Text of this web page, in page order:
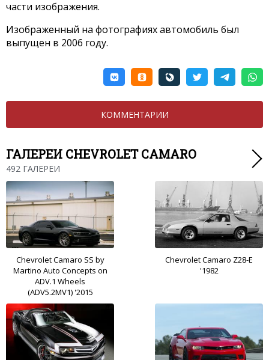
части изображения.
Изображенный на фотографиях автомобиль был
выпущен в 2006 году.
КОММЕНТАРИИ
ГАЛЕРЕИ CHEVROLET CAMARO
492 ГАЛЕРЕИ
Chevrolet Camaro SS by
Martino Auto Concepts on
ADV.1 Wheels
(ADV5.2MV1) '2015
Chevrolet Camaro Z28-E
'1982